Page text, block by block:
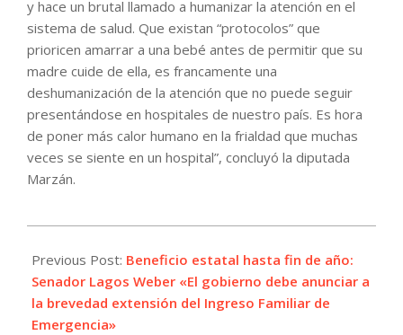
y hace un brutal llamado a humanizar la atención en el
sistema de salud. Que existan “protocolos” que
prioricen amarrar a una bebé antes de permitir que su
madre cuide de ella, es francamente una
deshumanización de la atención que no puede seguir
presentándose en hospitales de nuestro país. Es hora
de poner más calor humano en la frialdad que muchas
veces se siente en un hospital”, concluyó la diputada
Marzán.
08-
04
Previous Post: Beneficio estatal hasta fin de año:
Senador Lagos Weber «El gobierno debe anunciar a
la brevedad extensión del Ingreso Familiar de
Emergencia»